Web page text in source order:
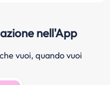
nell'App
vuoi, quando vuoi